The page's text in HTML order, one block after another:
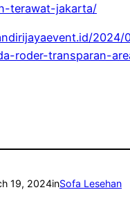
terawat-jakarta/
2024/
roder-transparan-
19, 2024inSofa Lesehan